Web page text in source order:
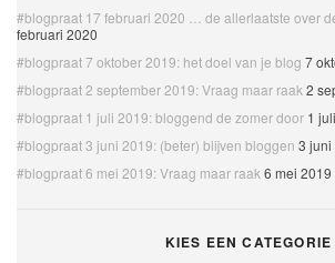
#blogpraat 17 februari 2020 … de allerlaatste over
februari 2020
#blogpraat 7 oktober 2019: het doel van je blog 7
#blogpraat 2 september 2019: Vraag maar raak 2
#blogpraat 1 juli 2019: bloggend de zomer door 1
#blogpraat 3 juni 2019: (beter) blijven bloggen 3 juni
#blogpraat 6 mei 2019: Vraag maar raak 6 mei 2019
KIES EEN CATEGORIE